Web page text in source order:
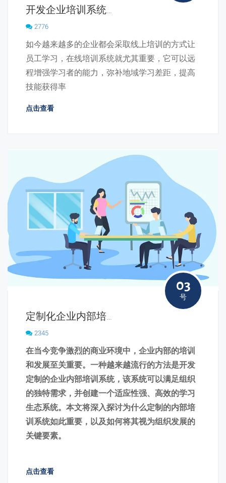
开发企业培训系统，需要哪些必备功能？
2776
如今越来越多的企业都会采取线上培训的方式让
员工学习，在线培训系统就尤其重要，它可以远
程增强学习者的能力，弥补地域学习差距，提高
技能获得率
点击查看
03
号
定制化企业内部培训系统开发：为组织创造独特的学习生态！
2345
在当今竞争激烈的商业环境中，企业内部的培训
和发展至关重要。一种越来越流行的方法是开发
定制的企业内部培训系统，该系统可以满足组织
的独特需求，并创建一个适应性强、高效的学习
生态系统。本文将深入探讨为什么定制的内部培
训系统如此重要，以及如何将其视为组织发展的
关键要素。
点击查看